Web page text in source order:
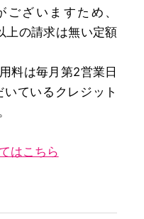
ございますため、
上の請求は無い定額
料は毎月第2営業日
いているクレジット
はこちら